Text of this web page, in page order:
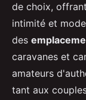
de choix,
intimité et
des
caravanes et
amateurs
tant aux